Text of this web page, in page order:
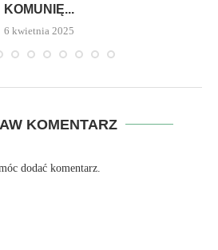
KOMUNIĘ...
6 kwietnia 2025
KOMENTARZ
dodać komentarz.